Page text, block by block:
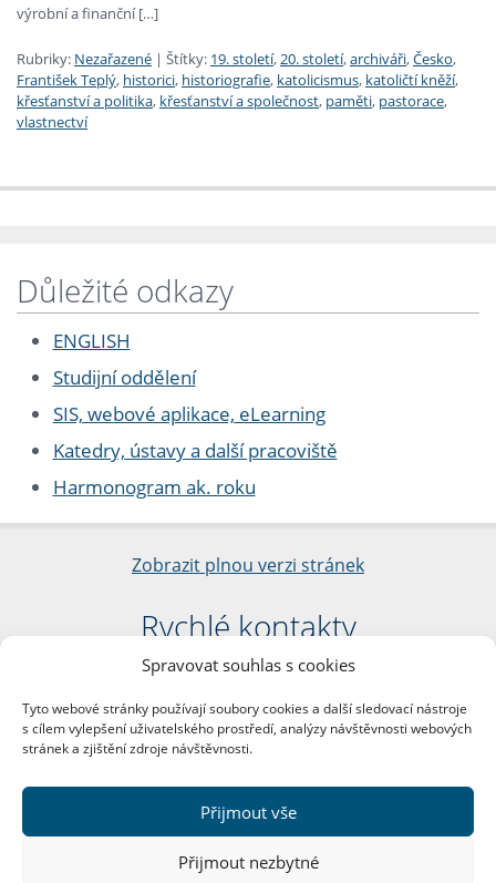
Spravovat souhlas s cookies
Tyto webové stránky používají soubory cookies a další sledovací nástroje
s cílem vylepšení uživatelského prostředí, analýzy návštěvnosti webových
stránek a zjištění zdroje návštěvnosti.
Přijmout vše
Přijmout nezbytné
výrobní a finanční […]
Rubriky: Nezařazené | Štítky: 19. století,20. století,archiváři,Česko,
František Teplý, historici, historiografie, katolicismus, katoličtí kněží,
křesťanství a politika, křesťanství a společnost, paměti, pastorace,
vlastnectví
Důležité odkazy
ENGLISH
Studijní oddělení
SIS, webové aplikace, eLearning
Katedry, ústavy a další pracoviště
Harmonogram ak. roku
Zobrazit plnou verzi stránek
Rychlé kontakty
Filozofická fakulta
nám. Jana Palacha 1/2
116 38 Praha 1
DIČ: CZ00216208
Další kontakty